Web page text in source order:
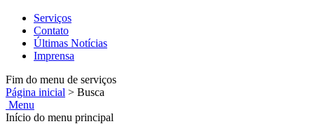
Serviços
Contato
Últimas Notícias
Imprensa
Fim do menu de serviços
Página inicial > Busca
Menu
Início do menu principal